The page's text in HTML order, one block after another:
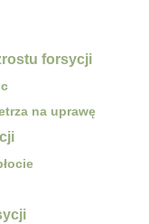
forsycji
na uprawę